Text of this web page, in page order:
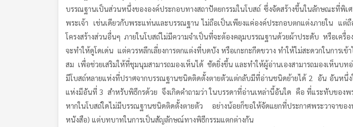
บรรณฐานเป็นส่วนหนึ่งขององค์ประกอบทางสถาปัตยกรรมในโบสถ์ ซึ่งจัดสร้างขึ้นในลักษณะที่พิ
พระเจ้า เช่นเดียวกับพระแท่นและบรรณฐาน ไม่ถือเป็นเพียงแค่องค์ประกอบตกแต่งภายใน แ
โครงสร้างส่วนอื่นๆ ภายในโบสถ์ไม่มีความจำเป็นที่จะต้องคลุมบรรณฐานด้วยผ้าประดับ หรือเค
จะทำให้ดูโดเด่น แต่ควรหลีกเลี่ยงการตกแต่งที่บดบัง หรือเกะกะกีดขวาง ทำให้ไม่สะดวกในการ
สม เพื่อช่วยเสริมให้ที่ชุมนุมสามารถมองเห็นได้ ชัดยิ่งขึ้น และทำให้ผู้อ่านเองสามารถมองเห็นบท
มีโบสถ์หลายแห่งที่ปราศจากบรรณฐานชนิดติดตั้งตายตัวแต่กลับมีที่อ่านชนิดย้ายได้ 2 อัน อันห
แห่งมีอันที่ 3 สำหรับพิธีกรด้วย จึงเกิดคำถามว่า ในบรรดาที่อ่านเหล่านี้อันใด คือ ที่แระทับของ
หากในโบสถ์ใดไม่มีบรรณฐานชนิดติดตั้งตายตัว อย่างน้อยก็ขอให้จัดแยกที่ประกาศพระวาจาข
หนังสือ) แต่บทบาทในการเป็นสัญลักษณ์ทางพิธีกรรมแตกต่างกัน